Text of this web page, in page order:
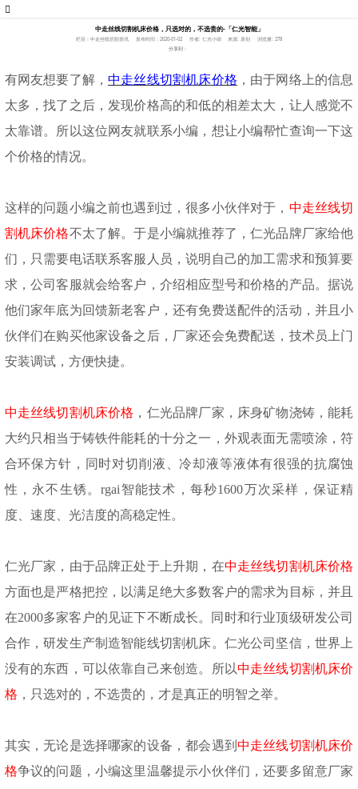
中走丝线切割机床价格，只选对的，不选贵的-「仁光智能」
栏目：中走丝线切割资讯 发布时间：2020-01-02 作者: 仁光小胡 来源: 原创
浏览量: 278
分享到：
有网友想要了解，中走丝线切割机床价格 ，由于网络上的信息
太多，找了之后，发现价格高的和低的相差太大，让人感觉不
太靠谱。所以这位网友就联系小编，想让小编帮忙查询一下这
个价格的情况。
这样的问题小编之前也遇到过，很多小伙伴对于， 中走丝线切
割机床价格不太了解。于是小编就推荐了，仁光品牌厂家给他
们，只需要电话联系客服人员，说明自己的加工需求和预算要
求，公司客服就会给客户，介绍相应型号和价格的产品。据说
他们家年底为回馈新老客户，还有免费送配件的活动，并且小
伙伴们在购买他家设备之后，厂家还会免费配送，技术员上门
安装调试，方便快捷。
中走丝线切割机床价格 ，仁光品牌厂家，床身矿物浇铸，能耗
大约只相当于铸铁件能耗的十分之一，外观表面无需喷涂，符
合环保方针，同时对切削液、冷却液等液体有很强的抗腐蚀
性，永不生锈。rgai智能技术，每秒1600万次采样，保证精
度、速度、光洁度的高稳定性。
仁光厂家，由于品牌正处于上升期，在中走丝线切割机床价格
方面也是严格把控，以满足绝大多数客户的需求为目标，并且
在2000多家客户的见证下不断成长。同时和行业顶级研发公司
合作，研发生产制造智能线切割机床。仁光公司坚信，世界上
没有的东西，可以依靠自己来创造。所以中走丝线切割机床价
格 ，只选对的，不选贵的，才是真正的明智之举。
其实，无论是选择哪家的设备，都会遇到 中走丝线切割机床价
格争议的问题，小编这里温馨提示小伙伴们，还要多留意厂家